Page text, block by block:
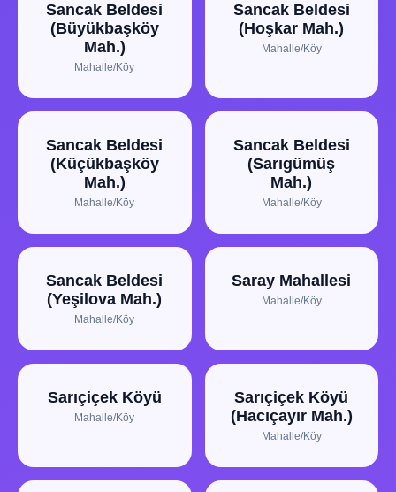
Sancak Beldesi
(Büyükbaşköy
Mah.)
Mahalle/Köy
Sancak Beldesi
(Hoşkar Mah.)
Mahalle/Köy
Sancak Beldesi
(Küçükbaşköy
Mah.)
Mahalle/Köy
Sancak Beldesi
(Sarıgümüş
Mah.)
Mahalle/Köy
Sancak Beldesi
(Yeşilova Mah.)
Mahalle/Köy
Saray Mahallesi
Mahalle/Köy
Sarıçiçek Köyü
Mahalle/Köy
Sarıçiçek Köyü
(Hacıçayır Mah.)
Mahalle/Köy